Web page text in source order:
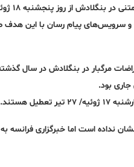
سرویس‌های پیام رسان با این هدف
مرگبار در بنگلادش در سال
جاری بود.
هستند.
نداده است اما خبرگزاری فرانسه